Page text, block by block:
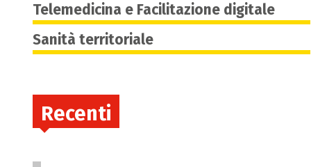
Telemedicina e Facilitazione digitale
Sanità territoriale
Recenti